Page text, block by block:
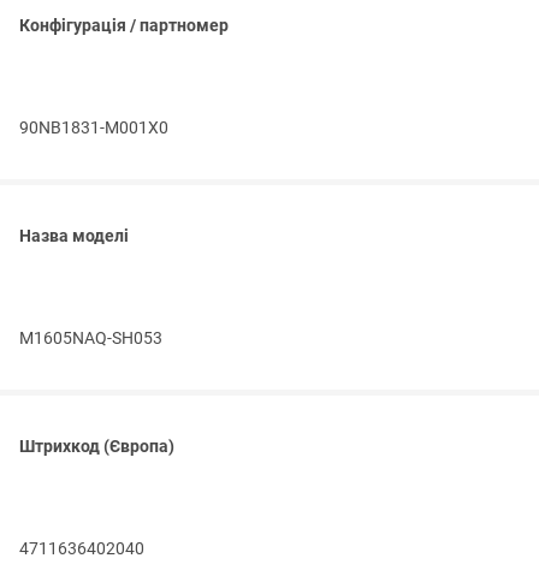
Конфігурація / партномер
90NB1831-M001X0
Назва моделі
M1605NAQ-SH053
Штрихкод (Європа)
4711636402040